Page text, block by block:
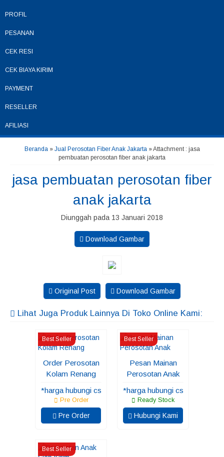
PROFIL
PESANAN
CEK RESI
CEK BIAYA KIRIM
PAYMENT
RESELLER
AFILIASI
Beranda» Jual Perosotan Fiber Anak Jakarta» Attachment : jasa
pembuatan perosotan fiber anak jakarta
jasa pembuatan perosotan fiber
anak jakarta
Diunggah pada 13 Januari 2018
Download Gambar
Original Post Download Gambar
Lihat Juga Produk Lainnya Di Toko Online Kami:
Best Seller
Order Perosotan
Kolam Renang
*harga hubungi cs
Pre Order
Pre Order
Best Seller
Pesan Mainan
Perosotan Anak
*harga hubungi cs
Ready Stock
Hubungi Kami
Best Seller